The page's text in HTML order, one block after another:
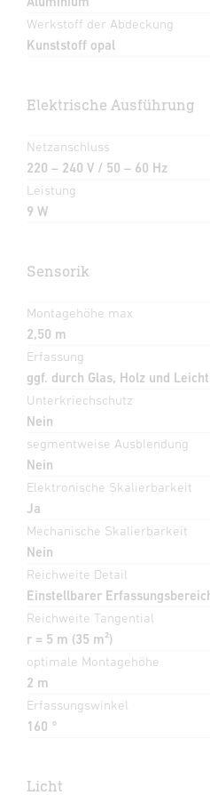
Werkstoff der Abdeckung
Kunststoff opal
Elektrische Ausführung
Netzanschluss
220 – 240 V / 50 – 60 Hz
Leistung
9 W
Sensorik
Montagehöhe max
2,50 m
Erfassung
ggf. durch Glas, Holz und
Unterkriechschutz
Nein
segmentweise Ausblendung
Nein
Elektronische Skalierbarkeit
Ja
Mechanische Skalierbarkeit
Nein
Reichweite Detail
Einstellbarer
Reichweite Tangential
r = 5 m (35 m²)
optimale Montagehöhe
2 m
Erfassungswinkel
160 °
Licht